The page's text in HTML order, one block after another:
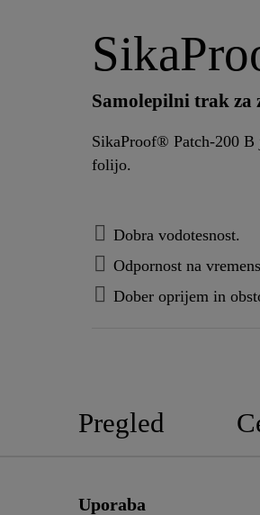
Samolepilni trak za
SikaProof® Patch-200
folijo.
Dobra vodotesnost.
Odpornost na
Dober oprijem in
Pregled
Uporaba